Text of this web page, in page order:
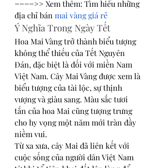
====>> Xem thêm: Tìm hiểu những
địa chỉ bán mai vàng giá rẻ
Ý Nghĩa Trong Ngày Tết
Hoa Mai Vàng trở thành biểu tượng
không thể thiếu của Tết Nguyên
Đán, đặc biệt là đối với miền Nam
Việt Nam. Cây Mai Vàng được xem là
biểu tượng của tài lộc, sự thịnh
vượng và giàu sang. Màu sắc tươi
tắn của hoa Mai cũng tượng trưng
cho hy vọng một năm mới tràn đầy
niềm vui.
Từ xa xưa, cây Mai đã liên kết với
cuộc sống của người dân Việt Nam